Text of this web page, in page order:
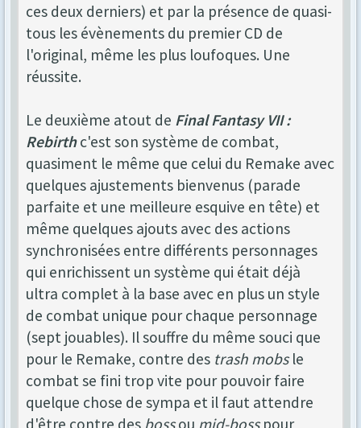
ces deux derniers) et par la présence de quasi-
tous les évènements du premier CD de
l'original, même les plus loufoques. Une
réussite.
Le deuxième atout de Final Fantasy VII :
Rebirthc'est son système de combat,
quasiment le même que celui du Remake avec
quelques ajustements bienvenus (parade
parfaite et une meilleure esquive en tête) et
même quelques ajouts avec des actions
synchronisées entre différents personnages
qui enrichissent un système qui était déjà
ultra complet à la base avec en plus un style
de combat unique pour chaque personnage
(sept jouables). Il souffre du même souci que
pour le Remake, contre des trash mobsle
combat se fini trop vite pour pouvoir faire
quelque chose de sympa et il faut attendre
d'être contre des bossou mid-bosspour